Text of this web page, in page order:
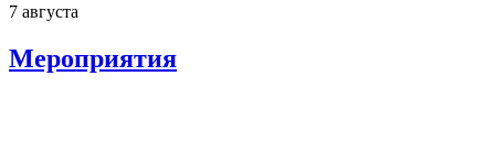
7 августа
Мероприятия